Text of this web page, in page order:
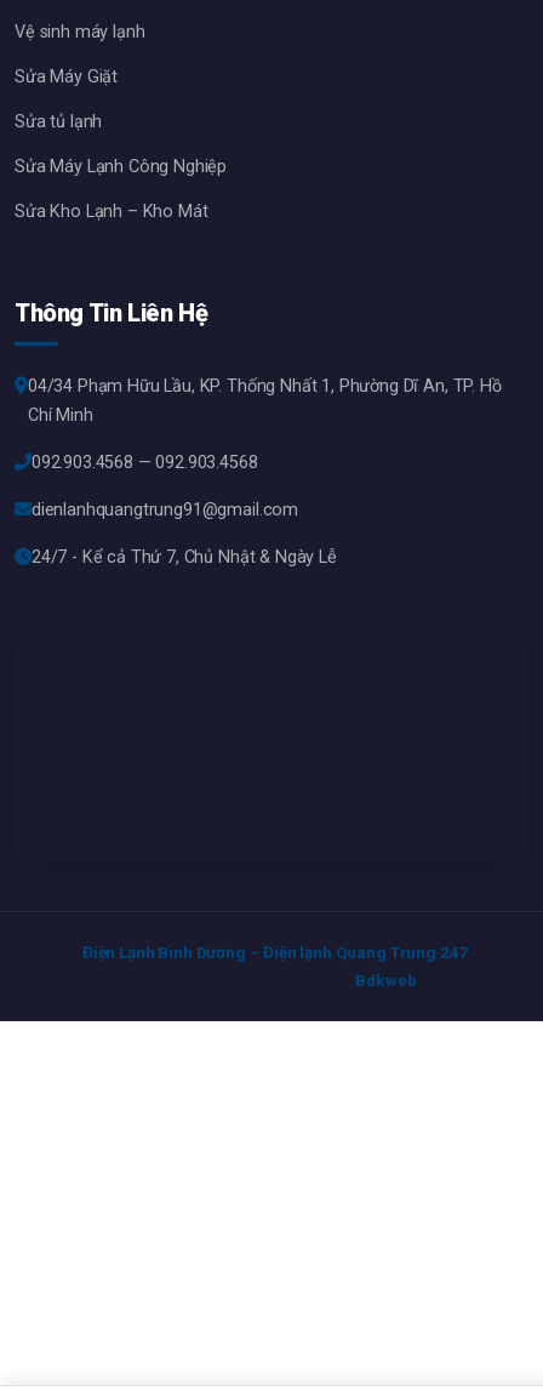
Vệ sinh máy lạnh
Sửa Máy Giặt
Sửa tủ lạnh
Sửa Máy Lạnh Công Nghiệp
Sửa Kho Lạnh – Kho Mát
Thông Tin Liên Hệ
04/34 Phạm Hữu Lầu, KP. Thống Nhất 1, Phường Dĩ An, TP. Hồ
Chí Minh
092.903.4568 — 092.903.4568
dienlanhquangtrung91@gmail.com
24/7 - Kể cả Thứ 7, Chủ Nhật & Ngày Lễ
Điện Lạnh Bình Dương – Điện lạnh Quang Trung 247
Bdkweb